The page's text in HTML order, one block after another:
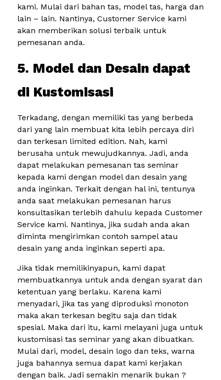
kami. Mulai dari bahan tas, model tas, harga dan
lain – lain. Nantinya, Customer Service kami
akan memberikan solusi terbaik untuk
pemesanan anda.
5. Model dan Desain dapat
di Kustomisasi
Terkadang, dengan memiliki tas yang berbeda
dari yang lain membuat kita lebih percaya diri
dan terkesan limited edition. Nah, kami
berusaha untuk mewujudkannya. Jadi, anda
dapat melakukan pemesanan tas seminar
kepada kami dengan model dan desain yang
anda inginkan. Terkait dengan hal ini, tentunya
anda saat melakukan pemesanan harus
konsultasikan terlebih dahulu kepada Customer
Service kami. Nantinya, jika sudah anda akan
diminta mengirimkan contoh sampel atau
desain yang anda inginkan seperti apa.
Jika tidak memilikinyapun, kami dapat
membuatkannya untuk anda dengan syarat dan
ketentuan yang berlaku. Karena kami
menyadari, jika tas yang diproduksi monoton
maka akan terkesan begitu saja dan tidak
spesial. Maka dari itu, kami melayani juga untuk
kustomisasi tas seminar yang akan dibuatkan.
Mulai dari, model, desain logo dan teks, warna
juga bahannya semua dapat kami kerjakan
dengan baik. Jadi semakin menarik bukan ?